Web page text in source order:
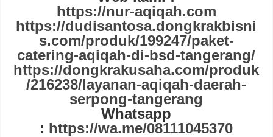
https://nur-aqiqah.com
https://dudisantosa.dongkrakbisni
s.com/produk/199247/paket-
catering-aqiqah-di-bsd-tangerang/
https://dongkrakusaha.com/produk
/216238/layanan-aqiqah-daerah-
serpong-tangerang
Whatsapp
: https://wa.me/08111045370